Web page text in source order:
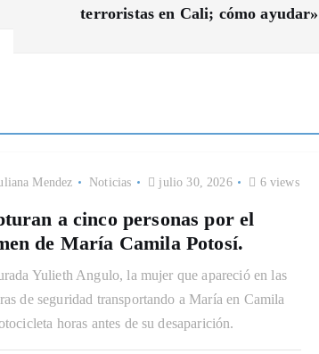
terroristas en Cali; cómo ayudar»
Mendez Noticias julio 30, 2026 6 views
a cinco personas por el
de María Camila Potosí.
Yulieth Angulo, la mujer que apareció en las
de seguridad transportando a María en Camila
horas antes de su desaparición.